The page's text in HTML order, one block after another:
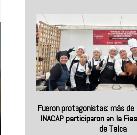
Fueron protagonistas: más
INACAP participaron en la
de Talca